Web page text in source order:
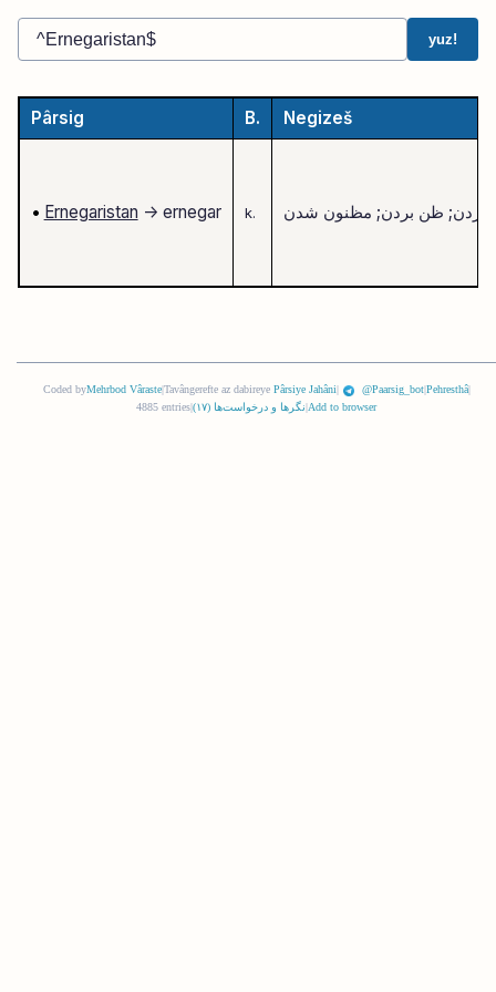
yuz!
Pârsig B. Negizeš
• Ernegaristan -> ernegar k. بردن; ظن بردن; مظنون شدن
Coded byMehrbod Vâraste|Tavângerefte az dabireye Pârsiye Jahâni| @Paarsig_bot|Pehresthâ|
4885 entries
نگرها و درخواست‌ها (١٧) Add to browser